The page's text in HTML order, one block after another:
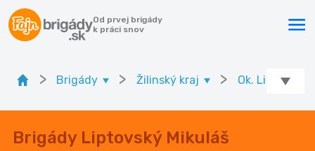
Od prvej brigády
k práci snov
> Brigády > Žilinský kraj > Ok. Liptovský
Brigády Liptovský Mikuláš